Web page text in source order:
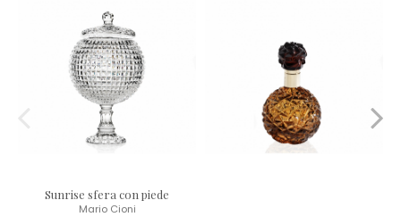
Sunrise sfera con piede
Mario Cioni